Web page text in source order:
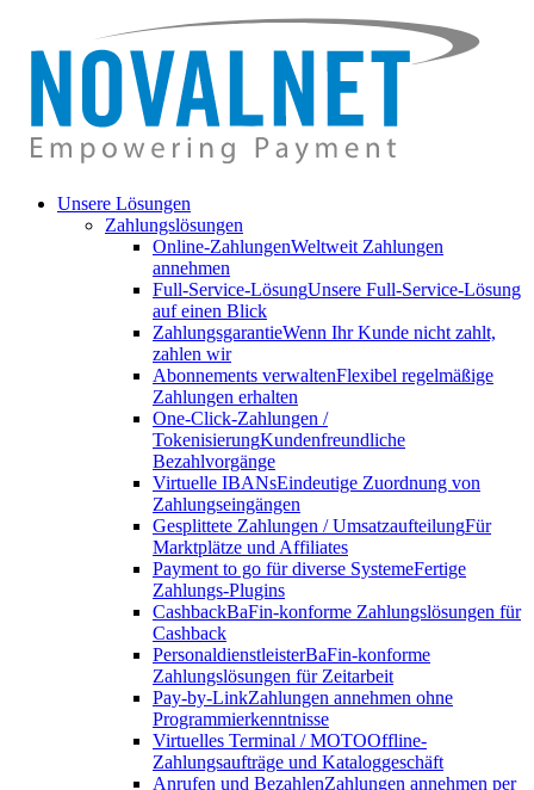
Unsere Lösungen
Zahlungslösungen
Online-ZahlungenWeltweit Zahlungen
annehmen
Full-Service-LösungUnsere Full-Service-Lösung
auf einen Blick
ZahlungsgarantieWenn Ihr Kunde nicht zahlt,
zahlen wir
Abonnements verwaltenFlexibel regelmäßige
Zahlungen erhalten
One-Click-Zahlungen /
TokenisierungKundenfreundliche
Bezahlvorgänge
Virtuelle IBANsEindeutige Zuordnung von
Zahlungseingängen
Gesplittete Zahlungen / UmsatzaufteilungFür
Marktplätze und Affiliates
Payment to go für diverse SystemeFertige
Zahlungs-Plugins
CashbackBaFin-konforme Zahlungslösungen für
Cashback
PersonaldienstleisterBaFin-konforme
Zahlungslösungen für Zeitarbeit
Pay-by-LinkZahlungen annehmen ohne
Programmierkenntnisse
Virtuelles Terminal / MOTOOffline-
Zahlungsaufträge und Kataloggeschäft
Anrufen und BezahlenZahlungen annehmen per